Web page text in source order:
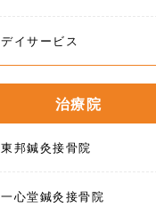
デイサービス
治療院
東邦鍼灸接骨院
一心堂鍼灸接骨院